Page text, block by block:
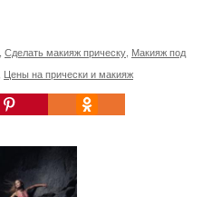
Сделать макияж прическу Макияж под
Цены на прически и макияж